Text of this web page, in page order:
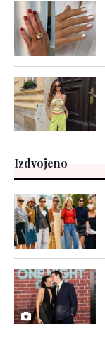
Izdvojeno